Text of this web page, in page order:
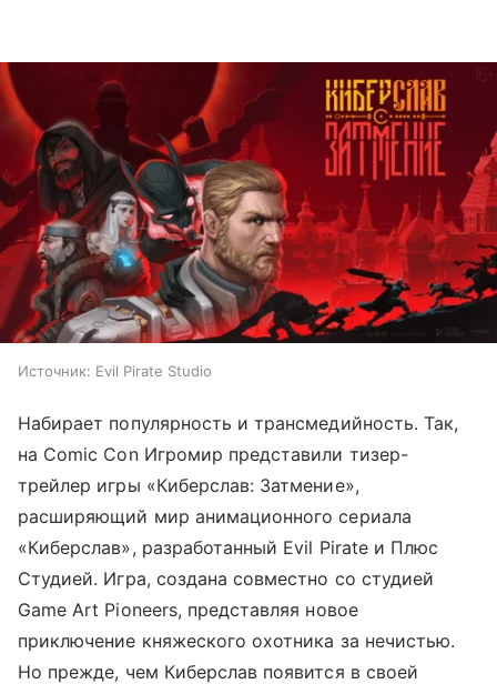
Источник: Evil Pirate Studio
Набирает популярность и трансмедийность. Так,
на Comic Con Игромир представили тизер-
трейлер игры «Киберслав: Затмение»,
расширяющий мир анимационного сериала
«Киберслав», разработанный Evil Pirate и Плюс
Студией. Игра, создана совместно со студией
Game Art Pioneers, представляя новое
приключение княжеского охотника за нечистью.
Но прежде, чем Киберслав появится в своей